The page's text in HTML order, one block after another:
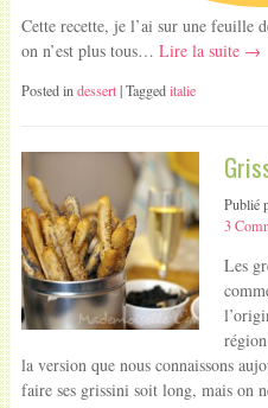
Cette recette, je l’ai sur une feuille
on n’est plus tous… Lire la suite →
Posted indessert | Taggeditalie
Publié
3
Les
la version que nous connaissons
faire ses grissini soit long, mais on